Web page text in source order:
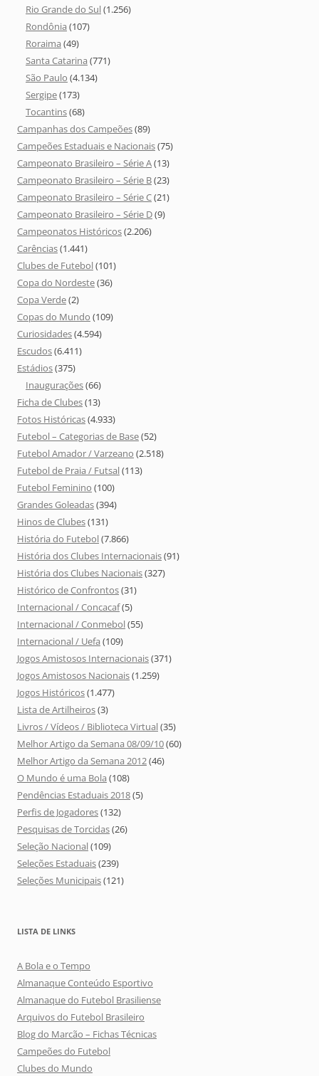
Rio Grande do Sul(1.256)
Rondônia (107)
Roraima (49)
Santa Catarina (771)
São Paulo (4.134)
Sergipe(173)
Tocantins(68)
Campanhas dos Campeões(89)
Campeões Estaduais e Nacionais(75)
Campeonato Brasileiro – Série A(13)
Campeonato Brasileiro – Série B(23)
Campeonato Brasileiro – Série C(21)
Campeonato Brasileiro – Série D(9)
Campeonatos Históricos(2.206)
Carências(1.441)
Clubes de Futebol(101)
Copa do Nordeste(36)
Copa Verde(2)
Copas do Mundo (109)
Curiosidades(4.594)
Escudos(6.411)
Estádios(375)
Inaugurações(66)
Ficha de Clubes(13)
Fotos Históricas(4.933)
Futebol – Categorias de Base(52)
Futebol Amador / Varzeano (2.518)
Futebol de Praia / Futsal(113)
Futebol Feminino (100)
Grandes Goleadas(394)
Hinos de Clubes(131)
História do Futebol(7.866)
História dos Clubes Internacionais(91)
História dos Clubes Nacionais(327)
Histórico de Confrontos(31)
Internacional / Concacaf(5)
Internacional / Conmebol(55)
Internacional / Uefa (109)
Jogos Amistosos Internacionais(371)
Jogos Amistosos Nacionais(1.259)
Jogos Históricos(1.477)
Lista de Artilheiros(3)
Livros / Vídeos / Biblioteca Virtual(35)
Melhor Artigo da Semana 08/09/10(60)
Melhor Artigo da Semana 2012(46)
O Mundo é uma Bola (108)
Pendências Estaduais 2018(5)
Perfis de Jogadores(132)
Pesquisas de Torcidas(26)
Seleção Nacional(109)
Seleções Estaduais(239)
Seleções Municipais(121)
LISTA DE LINKS
A Bola e o Tempo
Almanaque Conteúdo Esportivo
Almanaque do Futebol Brasiliense
Arquivos do Futebol Brasileiro
Blog do Marcão – Fichas Técnicas
Campeões do Futebol
Clubes do Mundo